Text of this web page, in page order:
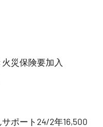
保険要加入
ート24/2年16,500